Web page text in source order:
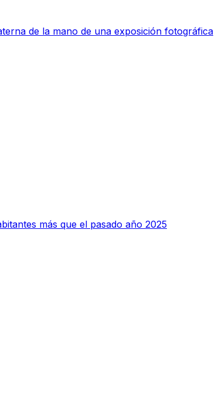
de la mano de una exposición fotográfica
más que el pasado año 2025